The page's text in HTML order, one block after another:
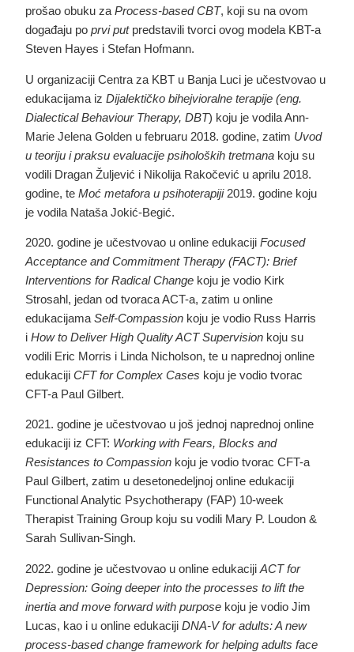
prošao obuku zaProcess-based CBT, koji su na ovom
događaju poprvi putpredstavili tvorci ovog modela KBT-a
Steven Hayes i Stefan Hofmann.
U organizaciji Centra za KBT u Banja Luci je učestvovao u
edukacijama izDijalektičko bihejvioralne terapije (eng.
Dialectical Behaviour Therapy, DBT) koju je vodila Ann-
Marie Jelena Golden u februaru 2018. godine, zatim Uvod
u teoriju i praksu evaluacije psiholoških tretmana koju su
vodili Dragan Žuljević i Nikolija Rakočević u aprilu 2018.
godine, teMoć metafora u psihoterapiji2019. godine koju
je vodila Nataša Jokić-Begić.
2020. godine je učestvovao u online edukacijiFocused
Acceptance and Commitment Therapy (FACT): Brief
Interventions for Radical Change koju je vodio Kirk
Strosahl, jedan od tvoraca ACT-a, zatim u online
edukacijamaSelf-Compassion koju je vodio Russ Harris
iHow to Deliver High Quality ACT Supervision koju su
vodili Eric Morris i Linda Nicholson, te u naprednoj online
edukacijiCFT for Complex Cases koju je vodio tvorac
CFT-a Paul Gilbert.
2021. godine je učestvovao u još jednoj naprednoj online
edukaciji iz CFT: Working with Fears, Blocks and
Resistances to Compassion koju je vodio tvorac CFT-a
Paul Gilbert, zatim u desetonedeljnoj online edukaciji
Functional Analytic Psychotherapy (FAP) 10-week
Therapist Training Group koju su vodili Mary P. Loudon &
Sarah Sullivan-Singh.
2022. godine je učestvovao u online edukacijiACT for
Depression: Going deeper into the processes to lift the
inertia and move forward with purpose koju je vodio Jim
Lucas, kao i u online edukacijiDNA-V for adults: A new
process-based change framework for helping adults face